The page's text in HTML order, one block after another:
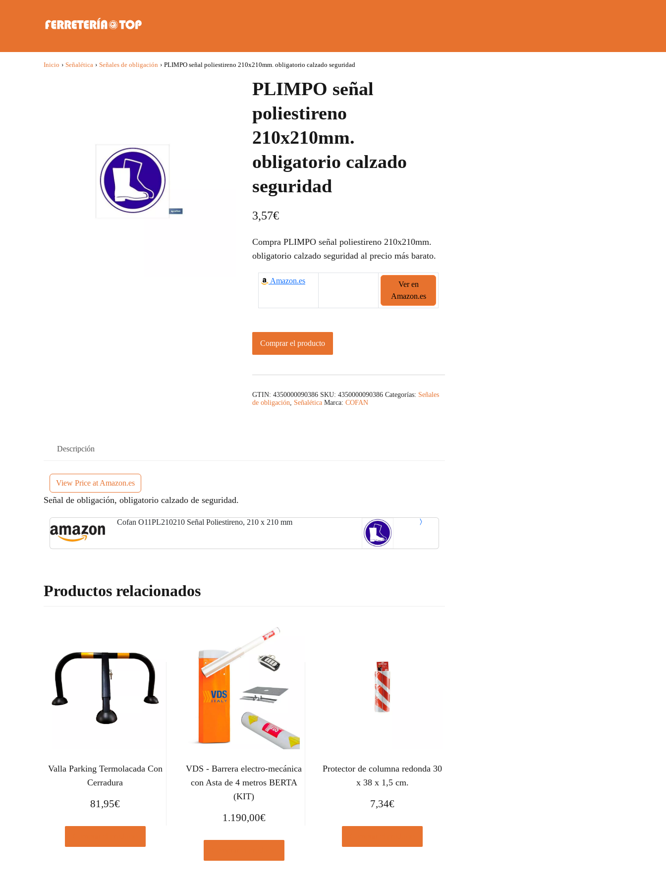
Inicio › Señalética › Señales de obligación › PLIMPO señal poliestireno 210x210mm. obligatorio calzado seguridad
PLIMPO señal
poliestireno
210x210mm.
obligatorio calzado
seguridad
3,57€
Compra PLIMPO señal poliestireno 210x210mm.
obligatorio calzado seguridad al precio más barato.
Amazon.es
Ver en
Amazon.es
Comprar el producto
GTIN: 4350000090386 SKU: 4350000090386 Categorías: Señales
de obligación, Señalética Marca: COFAN
Descripción
View Price at Amazon.es
Señal de obligación, obligatorio calzado de seguridad.
Cofan O11PL210210 Señal Poliestireno, 210 x 210 mm
Productos relacionados
Valla Parking Termolacada Con
Cerradura
81,95€
VDS - Barrera electro-mecánica
con Asta de 4 metros BERTA
(KIT)
1.190,00€
Protector de columna redonda 30
x 38 x 1,5 cm.
7,34€